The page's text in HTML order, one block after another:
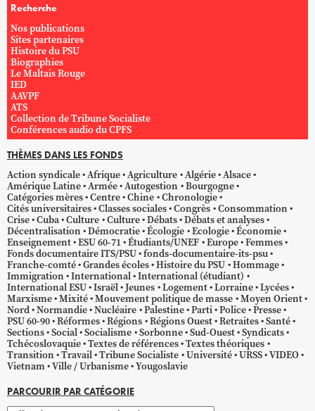
Recherche
Nos publications
Sites partenaires
Histoire du PSU
Biographies
Le Maltais Rouge
IED
AAVPF
ATS
Collection de Tribune Socialiste
Conférences audio du CPFS
THÈMES DANS LES FONDS
Action syndicale Afrique Agriculture Algérie Alsace
Amérique Latine Armée Autogestion
Bourgogne
Catégories mères Centre Chine Chronologie
Cités universitaires Classes sociales Congrès Consommation
Crise Cuba Culture Culture Débats Débats et analyses
Décentralisation Démocratie Écologie Ecologie Économie
Enseignement ESU 60-71 Étudiants/UNEF Europe Femmes
Fonds documentaire ITS/PSU fonds-documentaire-its-psu
Franche-comté Grandes écoles Histoire du PSU Hommage
Immigration International International (étudiant)
International ESU Israël Jeunes Logement Lorraine Lycées
Marxisme Mixité Mouvement politique de masse Moyen Orient
Nord Normandie Nucléaire Palestine Parti Police Presse
PSU 60-90 Réformes Régions Régions Ouest Retraites Santé
Sections Social Socialisme Sorbonne Sud-Ouest Syndicats
Tchécoslovaquie Textes de références Textes théoriques
Transition Travail Tribune Socialiste Université URSS VIDEO
Vietnam Ville / Urbanisme Yougoslavie
PARCOURIR PAR CATÉGORIE